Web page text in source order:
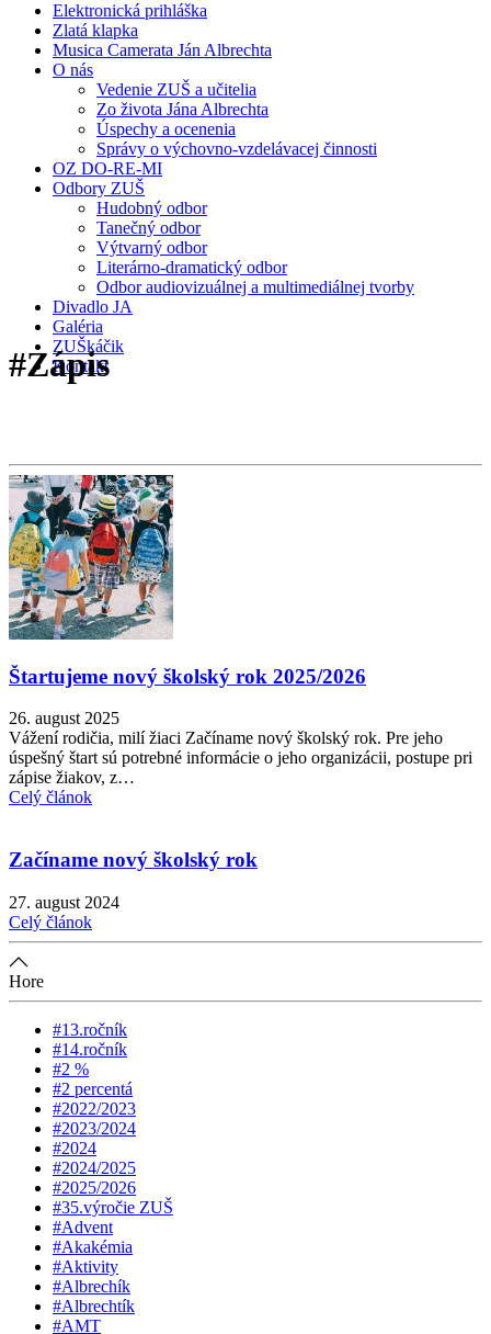
Elektronická prihláška
Zlatá klapka
Musica Camerata Ján Albrechta
O nás
Vedenie ZUŠ a učitelia
Zo života Jána Albrechta
Úspechy a ocenenia
Správy o výchovno-vzdelávacej činnosti
OZ DO-RE-MI
Odbory ZUŠ
Hudobný odbor
Tanečný odbor
Výtvarný odbor
Literárno-dramatický odbor
Odbor audiovizuálnej a multimediálnej tvorby
Divadlo JA
Galéria
ZUŠkáčik
Kontakt
#Zápis
Štartujeme nový školský rok 2025/2026
26. august 2025
Vážení rodičia, milí žiaci Začíname nový školský rok. Pre jeho
úspešný štart sú potrebné informácie o jeho organizácii, postupe pri
zápise žiakov, z…
Celý článok
Začíname nový školský rok
27. august 2024
Celý článok
Hore
#13.ročník
#14.ročník
#2 %
#2 percentá
#2022/2023
#2023/2024
#2024
#2024/2025
#2025/2026
#35.výročie ZUŠ
#Advent
#Akakémia
#Aktivity
#Albrechík
#Albrechtík
#AMT